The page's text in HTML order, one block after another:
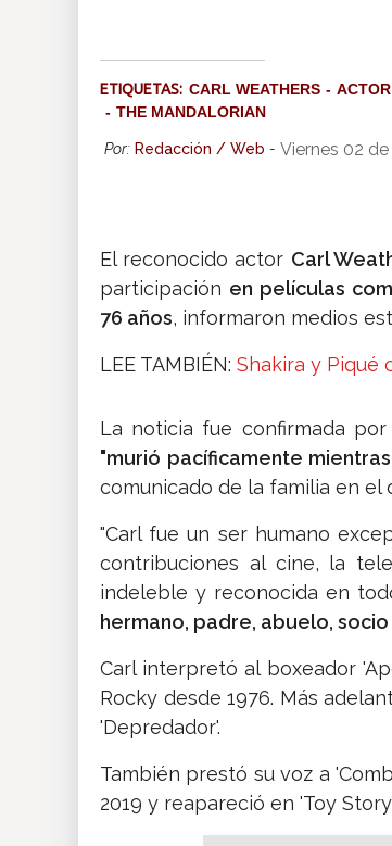
ETIQUETAS: CARL WEATHERS ACTOR
THE MANDALORIAN
Por: Redacción / Web - Viernes 02
El reconocido actor Carl
participación en películas
76 años, informaron medios
LEE TAMBIÉN: Shakira y Piqué
La noticia fue confirmada
"murió pacíficamente
comunicado de la familia en el
"Carl fue un ser humano
contribuciones al cine, la
indeleble y reconocida en
hermano, padre, abuelo,
Carl interpretó al boxeador
Rocky desde 1976. Más
'Depredador'.
También prestó su voz a
2019 y reapareció en 'Toy